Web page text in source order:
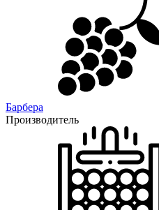
Барбера
Производитель